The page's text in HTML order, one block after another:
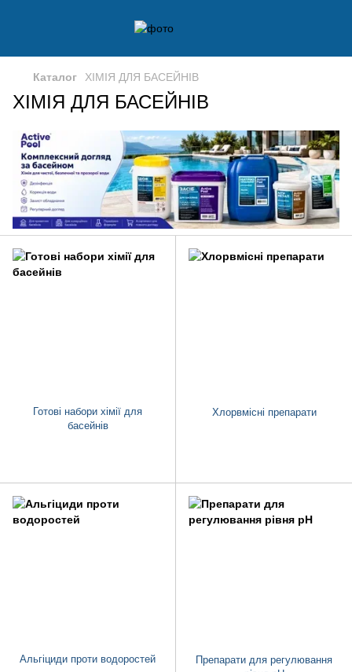
Каталог ХІМІЯ ДЛЯ БАСЕЙНІВ
ХІМІЯ ДЛЯ БАСЕЙНІВ
Готові набори хімії для
басейнів
Хлорвмісні препарати
Альгіциди проти водоростей
Препарати для регулювання